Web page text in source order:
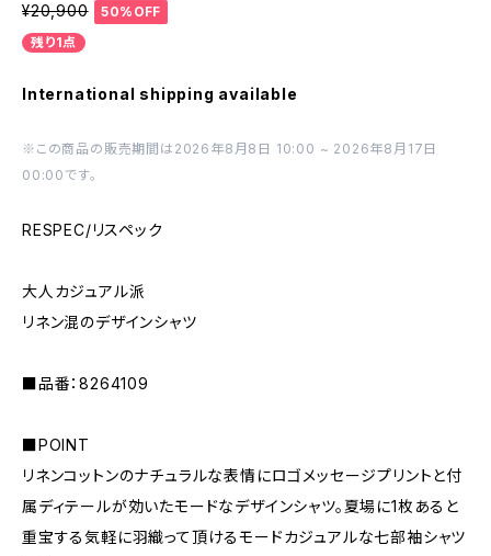
¥20,900
50%OFF
残り1点
International shipping available
※この商品の販売期間は2026年8月8日 10:00 ~ 2026年8月17日
00:00です。
RESPEC/リスペック
大人カジュアル派
リネン混のデザインシャツ
■品番：8264109
■POINT
リネンコットンのナチュラルな表情にロゴメッセージプリントと付
属ディテールが効いたモードなデザインシャツ。夏場に1枚あると
重宝する気軽に羽織って頂けるモードカジュアルな七部袖シャツ